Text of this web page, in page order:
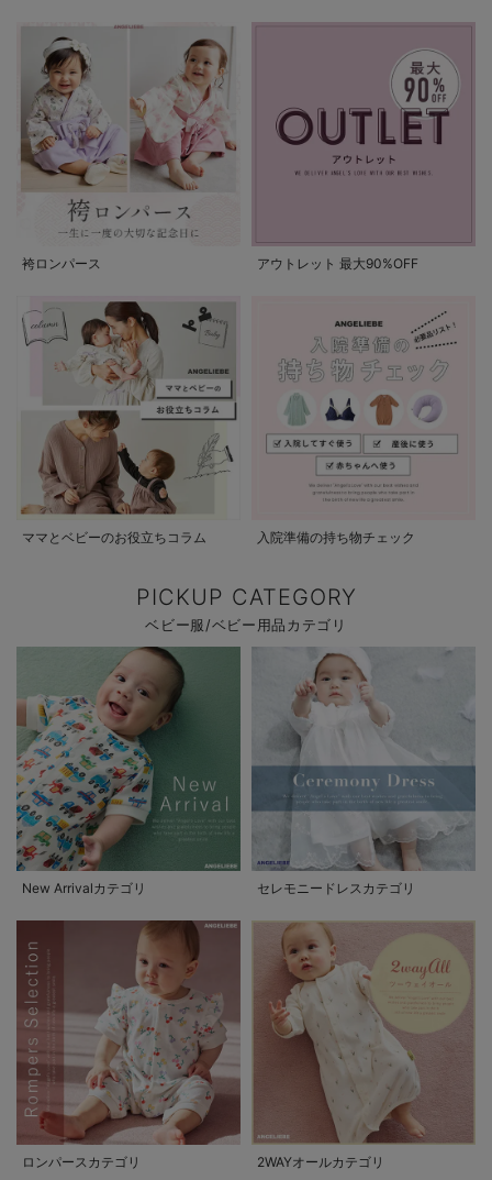
袴ロンパース アウトレット 最大90%OFF
ママとベビーのお役立ちコラム 入院準備の持ち物チェック
PICKUP CATEGORY
ベビー服/ベビー用品カテゴリ
New Arrivalカテゴリ セレモニードレスカテゴリ
ロンパースカテゴリ 2WAYオールカテゴリ